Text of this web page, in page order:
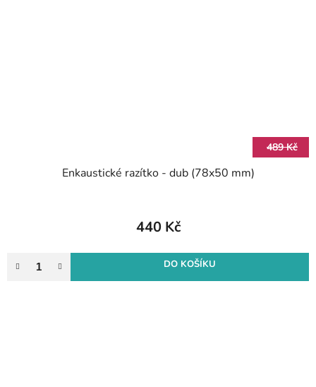
489 Kč
Enkaustické razítko - dub (78x50 mm)
440 Kč
DO KOŠÍKU